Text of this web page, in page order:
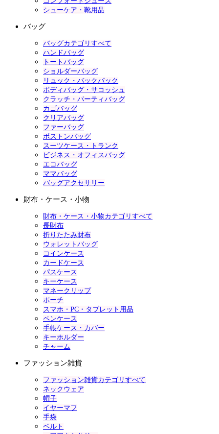
シューケア・靴用品
バッグ
バッグカテゴリすべて
ハンドバッグ
トートバッグ
ショルダーバッグ
リュック・バックパック
ボディバッグ・サコッシュ
クラッチ・パーティバッグ
カゴバッグ
クリアバッグ
ファーバッグ
ボストンバッグ
スーツケース・トランク
ビジネス・オフィスバッグ
エコバッグ
ママバッグ
バッグアクセサリー
財布・ケース・小物
財布・ケース・小物カテゴリすべて
長財布
折りたたみ財布
ウォレットバッグ
コインケース
カードケース
パスケース
キーケース
マネークリップ
ポーチ
スマホ・PC・タブレット用品
ペンケース
手帳ケース・カバー
キーホルダー
チャーム
ファッション雑貨
ファッション雑貨カテゴリすべて
ネックウェア
帽子
イヤーマフ
手袋
ベルト